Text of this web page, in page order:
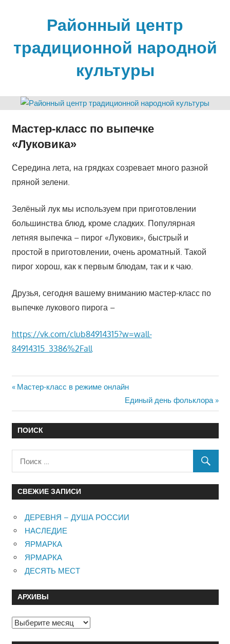
Районный центр
традиционной народной
культуры
Мастер-класс по выпечке
«Луковика»
Середина лета, на грядках созревает много разной
пряной зелени.
Зелёный лук мы используем при приготовлении
большинства блюд, кроме сладких. Популярная
летняя выпечка – пирог «Луковик», быстрый и
простой в приготовлении, очень ароматный. Такой
пирог хорош, как к первым блюдам, так и к чаю.
Друзья, сегодня вашему вниманию мастер-класс по
выпечке лукового пирога –
https://vk.com/club84914315?w=wall-
84914315_3386%2Fall
Навигация
по
записям
Предыдущий:
Мастер-класс в режиме онлайн
Следующий:
Единый день фольклора
ПОИСК
СВЕЖИЕ ЗАПИСИ
ДЕРЕВНЯ – ДУША РОССИИ
НАСЛЕДИЕ
ЯРМАРКА
ЯРМАРКА
ДЕСЯТЬ МЕСТ
АРХИВЫ
Архивы